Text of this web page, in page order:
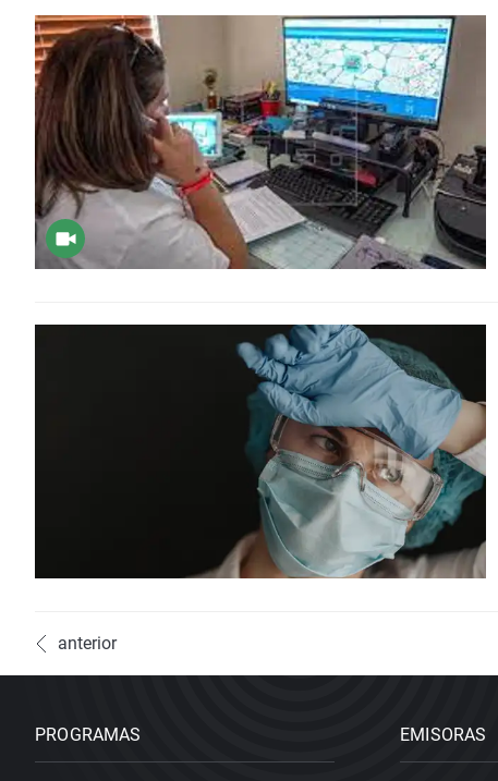
anterior
PROGRAMAS EMISORAS